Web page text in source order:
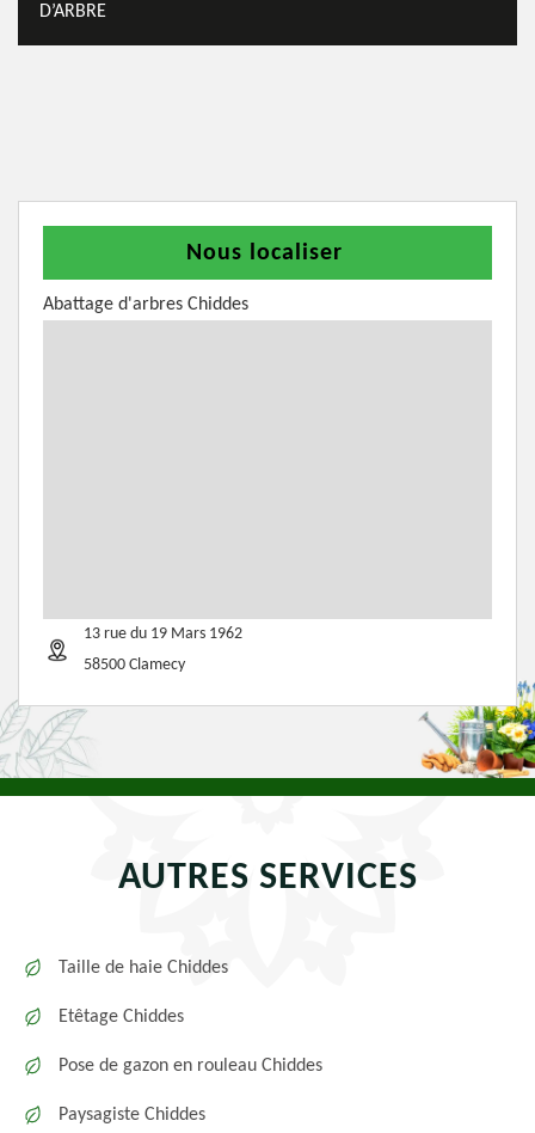
D’ARBRE
Nous localiser
Abattage d'arbres Chiddes
13 rue du 19 Mars 1962
58500 Clamecy
AUTRES SERVICES
Taille de haie Chiddes
Etêtage Chiddes
Pose de gazon en rouleau Chiddes
Paysagiste Chiddes